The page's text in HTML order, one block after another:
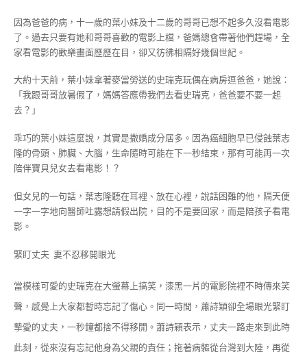
因為爸爸的病，十一歲的葉小妹及十二歲的哥哥已想不起多久沒看電影
了。過去只要有她和哥哥喜歡的電影上檔，爸媽總會帶著他們趕場，全
家看電影的歡樂畫面歷歷在目，卻又彷彿相隔好幾個世紀。
大約十天前，葉小妹拿著麥當勞送的史瑞克玩偶在病房逗爸爸，她說：
「我跟哥哥放暑假了，媽媽答應帶我們去看史瑞克，爸爸要不要一起
去？」
乖巧的葉小妹這麼說，其實是撒嬌成分居多。因為癌細胞早已侵蝕葉志
隆的骨頭、肺臟、大腦，生命隨時可能在下一秒結束，那有可能再一次
陪伴寶貝兒女去看電影！？
但女兒的一句話，葉志隆聽在耳裡、放在心裡，說話困難的他，隔天便
一字一字地向醫師吐露想請假出院，目的不是要回家，而是陪孩子看電
影。
緊盯丈夫 妻不忍移開眼光
當模樣可愛的史瑞克在大螢幕上搞笑，漆黑一片的電影院裡不時傳來笑
聲，感覺上大家都暫時忘記了傷心。同一時間，蕭詩穎卻全場眼光緊盯
摯愛的丈夫，一秒鐘都捨不得移開。蕭詩穎表示，丈夫一路走來到此時
此刻，從來沒有忘記他身為父親的責任；拖著病軀從台灣到大陸，再從